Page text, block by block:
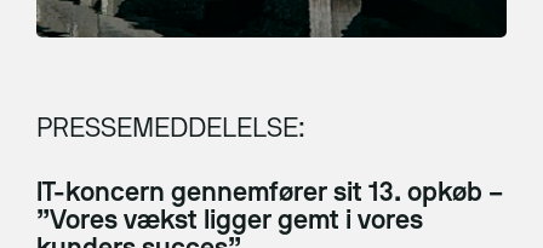
NIS2
Sådan vælger du rigtigt
Herning Pengeskabsfabrik
PRESSEMEDDELELSE:
IT-koncern gennemfører sit 13. opkøb –
”Vores vækst ligger gemt i vores